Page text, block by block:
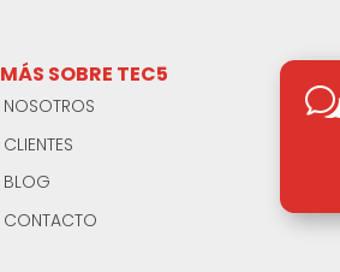
MÁS SOBRE TEC5
NOSOTROS
CLIENTES
BLOG
CONTACTO